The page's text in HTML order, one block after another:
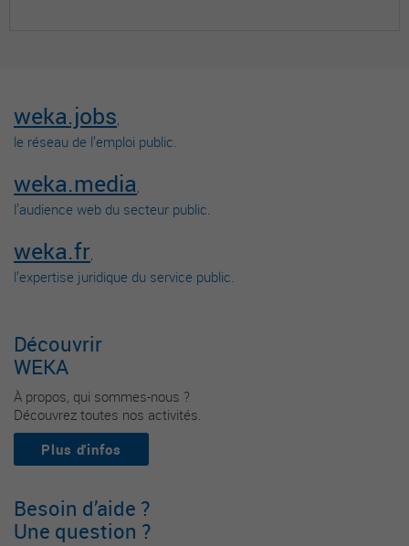
weka.jobs,
le réseau de l’emploi public.
weka.media,
l’audience web du secteur public.
weka.fr,
l’expertise juridique du service public.
Découvrir
WEKA
À propos, qui sommes-nous ?
Découvrez toutes nos activités.
Plus d'infos
Besoin d’aide ?
Une question ?